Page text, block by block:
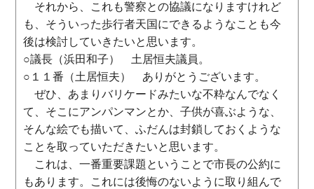
それから、これも警察との協議になりますけれど
も、そういった歩行者天国にできるようなことも今
後は検討していきたいと思います。
○議長（浜田和子） 土居恒夫議員。
○１１番（土居恒夫） ありがとうございます。
ぜひ、あまりバリケードみたいな不粋なんでなく
て、そこにアンパンマンとか、子供が喜ぶような、
そんな絵でも描いて、ふだんは封鎖しておくような
ことを取っていただきたいと思います。
これは、一番重要課題ということで市長の公約に
もあります。これには後悔のないように取り組んで